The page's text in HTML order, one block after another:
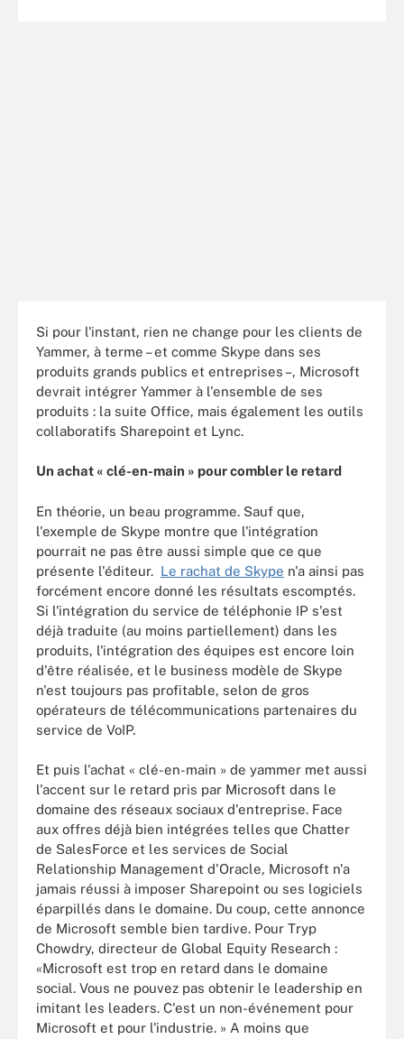
Si pour l'instant, rien ne change pour les clients de
Yammer, à terme – et comme Skype dans ses
produits grands publics et entreprises –, Microsoft
devrait intégrer Yammer à l'ensemble de ses
produits : la suite Office, mais également les outils
collaboratifs Sharepoint et Lync.
Un achat « clé-en-main » pour combler le retard
En théorie, un beau programme. Sauf que,
l'exemple de Skype montre que l'intégration
pourrait ne pas être aussi simple que ce que
présente l'éditeur. Le rachat de Skype n'a ainsi pas
forcément encore donné les résultats escomptés.
Si l'intégration du service de téléphonie IP s'est
déjà traduite (au moins partiellement) dans les
produits, l'intégration des équipes est encore loin
d'être réalisée, et le business modèle de Skype
n'est toujours pas profitable, selon de gros
opérateurs de télécommunications partenaires du
service de VoIP.
Et puis l'achat « clé-en-main » de yammer met aussi
l'accent sur le retard pris par Microsoft dans le
domaine des réseaux sociaux d'entreprise. Face
aux offres déjà bien intégrées telles que Chatter
de SalesForce et les services de Social
Relationship Management d'Oracle, Microsoft n'a
jamais réussi à imposer Sharepoint ou ses logiciels
éparpillés dans le domaine. Du coup, cette annonce
de Microsoft semble bien tardive. Pour Tryp
Chowdry, directeur de Global Equity Research :
«Microsoft est trop en retard dans le domaine
social. Vous ne pouvez pas obtenir le leadership en
imitant les leaders. C'est un non-événement pour
Microsoft et pour l'industrie. » A moins que